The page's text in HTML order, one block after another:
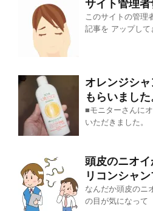
サイト管理
このサイトの管理
記事を アップして
オレンジシ
もらいました
■モニターさんに
いただきました。
頭皮のニオ
リコンシャ
なんだか頭皮のニ
の目が気になって